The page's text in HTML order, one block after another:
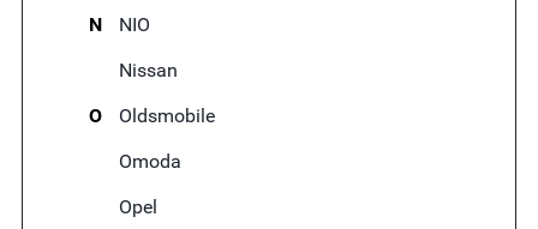
N
NIO
Nissan
O
Oldsmobile
Omoda
Opel